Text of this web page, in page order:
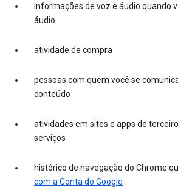
informações de voz e áudio quando
áudio
atividade de compra
pessoas com quem você se
conteúdo
atividades em sites e apps de
serviços
histórico de navegação do Chrome
com a Conta do Google